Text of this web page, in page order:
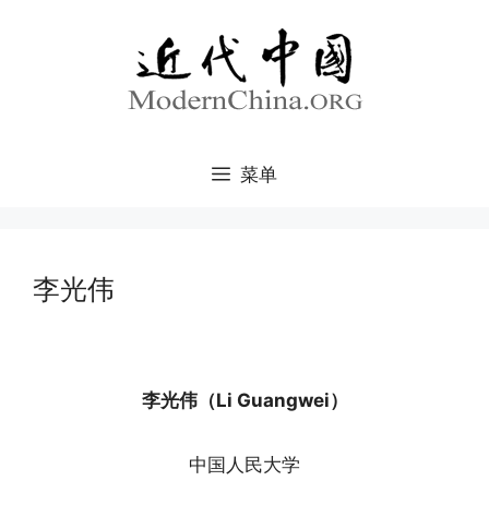
菜单
李光伟
李光伟（Li Guangwei）
中国人民大学